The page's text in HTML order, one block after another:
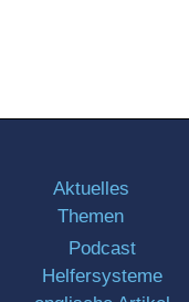
Aktuelles
Themen
Podcast
Helfersysteme